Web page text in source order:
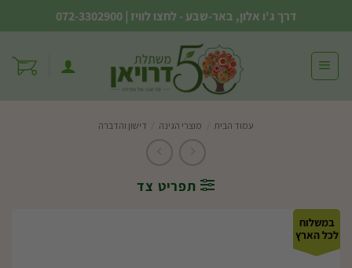
to
content
דרך ג'ו אלון, באר-שבע - לחצו לוויז |
072-3302900
עמוד הבית מוצרי הגינה דישון והדברה
תפריט צד
במשלוח
לכל הארץ